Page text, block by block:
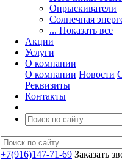
Опрыскиватели
Солнечная
... Показать все
Акции
Услуги
О компании
О компании Новости
Реквизиты
Контакты
+7(916)147-71-69 Заказать